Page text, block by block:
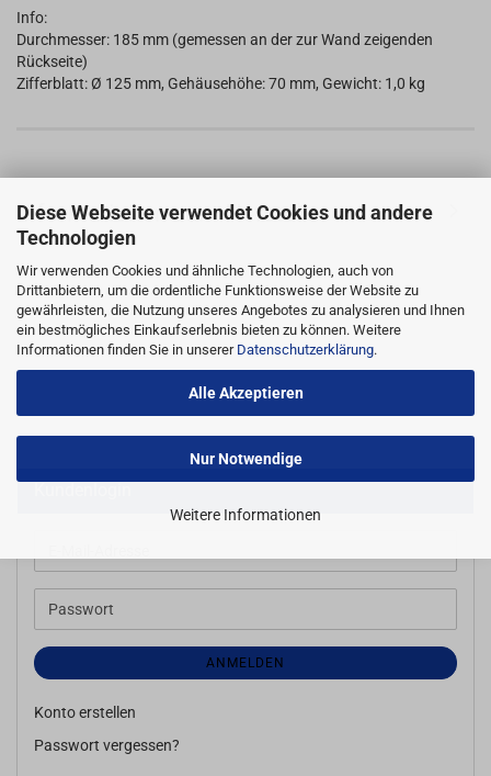
Diese Webseite verwendet Cookies und andere
Technologien
Wir verwenden Cookies und ähnliche Technologien, auch von
Drittanbietern, um die ordentliche Funktionsweise der Website zu
gewährleisten, die Nutzung unseres Angebotes zu analysieren und Ihnen
ein bestmögliches Einkaufserlebnis bieten zu können. Weitere
Informationen finden Sie in unserer Datenschutzerklärung.
Alle Akzeptieren
Nur Notwendige
Weitere Informationen
Info:
Durchmesser: 185 mm (gemessen an der zur Wand zeigenden
Rückseite)
Zifferblatt: Ø 125 mm, Gehäusehöhe: 70 mm, Gewicht: 1,0 kg
Informationen zum Hersteller
Mail-
Adresse
Passwort
ANMELDEN
Konto erstellen
Passwort vergessen?